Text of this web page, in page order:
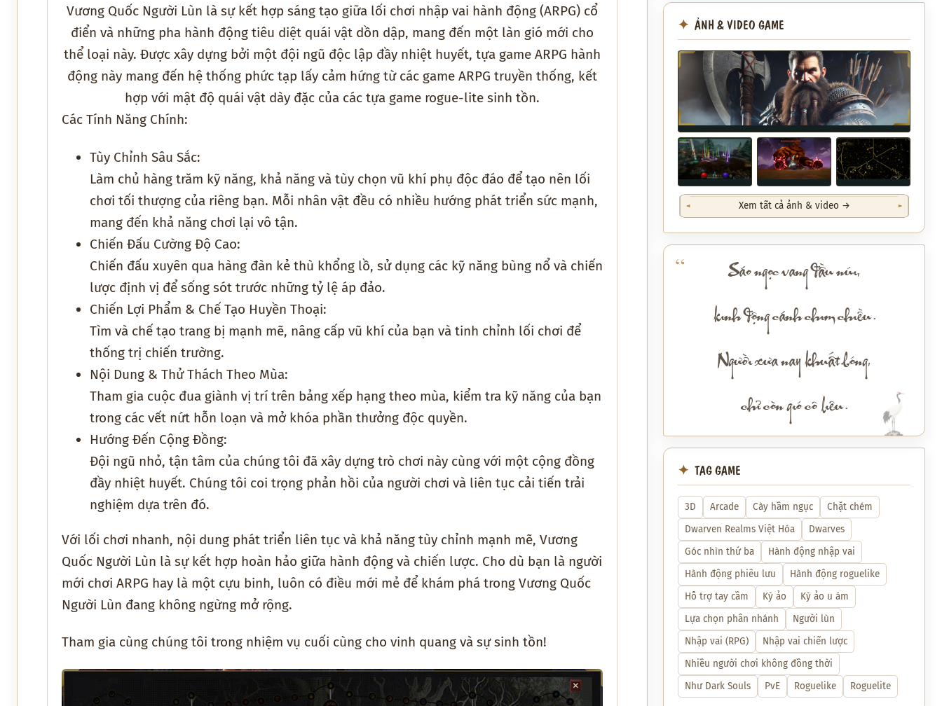
Vương Quốc Người Lùn là sự kết hợp sáng tạo giữa lối chơi nhập vai hành động (ARPG) cổ
điển và những pha hành động tiêu diệt quái vật dồn dập, mang đến một làn gió mới cho
thể loại này. Được xây dựng bởi một đội ngũ độc lập đầy nhiệt huyết, tựa game ARPG hành
động này mang đến hệ thống phức tạp lấy cảm hứng từ các game ARPG truyền thống, kết
hợp với mật độ quái vật dày đặc của các tựa game rogue-lite sinh tồn.
Các Tính Năng Chính:
Tùy Chỉnh Sâu Sắc:
Làm chủ hàng trăm kỹ năng, khả năng và tùy chọn vũ khí phụ độc đáo để tạo nên lối
chơi tối thượng của riêng bạn. Mỗi nhân vật đều có nhiều hướng phát triển sức mạnh,
mang đến khả năng chơi lại vô tận.
Chiến Đấu Cường Độ Cao:
Chiến đấu xuyên qua hàng đàn kẻ thù khổng lồ, sử dụng các kỹ năng bùng nổ và chiến
lược định vị để sống sót trước những tỷ lệ áp đảo.
Chiến Lợi Phẩm & Chế Tạo Huyền Thoại:
Tìm và chế tạo trang bị mạnh mẽ, nâng cấp vũ khí của bạn và tinh chỉnh lối chơi để
thống trị chiến trường.
Nội Dung & Thử Thách Theo Mùa:
Tham gia cuộc đua giành vị trí trên bảng xếp hạng theo mùa, kiểm tra kỹ năng của bạn
trong các vết nứt hỗn loạn và mở khóa phần thưởng độc quyền.
Hướng Đến Cộng Đồng:
Đội ngũ nhỏ, tận tâm của chúng tôi đã xây dựng trò chơi này cùng với một cộng đồng
đầy nhiệt huyết. Chúng tôi coi trọng phản hồi của người chơi và liên tục cải tiến trải
nghiệm dựa trên đó.
Với lối chơi nhanh, nội dung phát triển liên tục và khả năng tùy chỉnh mạnh mẽ, Vương
Quốc Người Lùn là sự kết hợp hoàn hảo giữa hành động và chiến lược. Cho dù bạn là người
mới chơi ARPG hay là một cựu binh, luôn có điều mới mẻ để khám phá trong Vương Quốc
Người Lùn đang không ngừng mở rộng.
Tham gia cùng chúng tôi trong nhiệm vụ cuối cùng cho vinh quang và sự sinh tồn!
ẢNH & VIDEO GAME
Xem tất cả ảnh & video →
Sáo ngọc vang đầu núi,
kinh động cánh chim chiều.
Người xưa nay khuất bóng,
chỉ còn gió cô liêu.
TAG GAME
3D Arcade Cày hầm ngục
Chặt chém
Dwarven Realms Việt Hóa
Dwarves
Góc nhìn thứ ba
Hành động nhập vai
Hành động phiêu lưu
Hành động roguelike
Hỗ trợ tay cầm
Kỳ ảo
Kỳ ảo u ám
Lựa chọn phân nhánh
Người lùn
Nhập vai (RPG)
Nhập vai chiến lược
Nhiều người chơi không đồng thời
Như Dark Souls
PvE Roguelike Roguelite